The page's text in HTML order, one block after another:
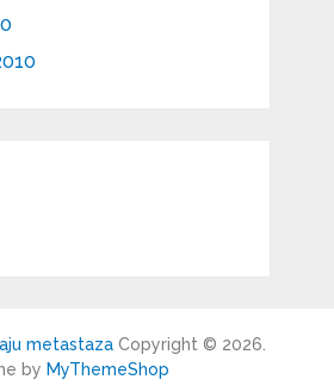
metastazaCopyright © 2026.
byMyThemeShop